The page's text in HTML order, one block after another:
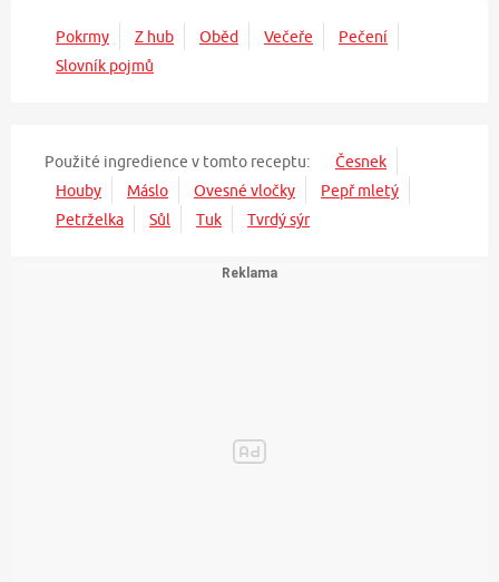
Pokrmy Z hub Oběd Večeře
Pečení
Slovník pojmů
Použité ingredience v tomto receptu:
Česnek
Houby
Máslo Ovesné vločky
Pepř mletý
Petrželka
Sůl Tuk Tvrdý sýr